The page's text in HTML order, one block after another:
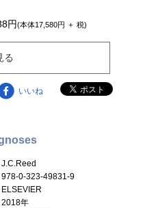
円(本体17,580円 ＋ 税)
る
いいね
J.C.Reed
978-0-323-49831-9
ELSEVIER
2018年